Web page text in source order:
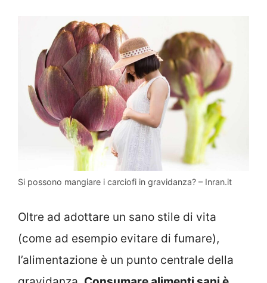
Si possono mangiare i carciofi in gravidanza? – Inran.it
Oltre ad adottare un sano stile di vita
(come ad esempio evitare di fumare),
l’alimentazione è un punto centrale della